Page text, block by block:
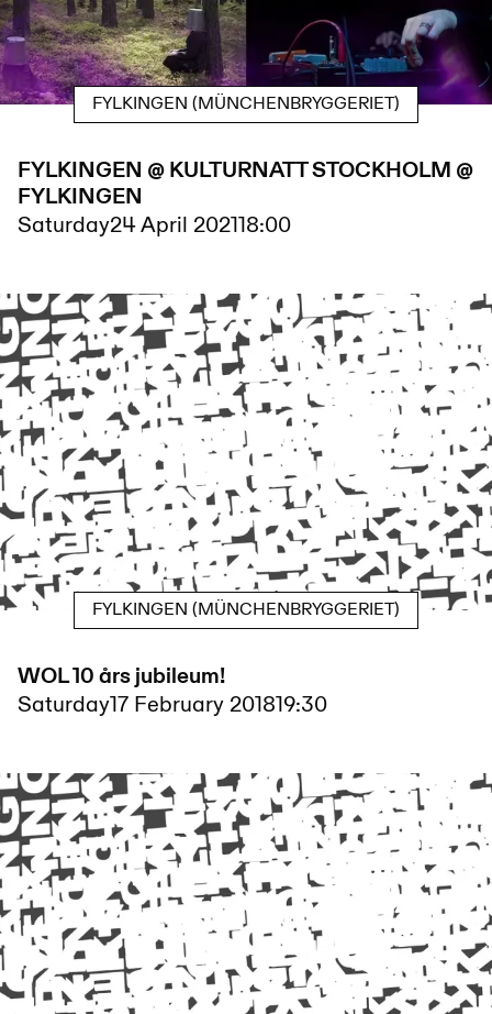
FYLKINGEN (MÜNCHENBRYGGERIET)
FYLKINGEN @ KULTURNATT STOCKHOLM @
FYLKINGEN
Saturday24 April 202118:00
FYLKINGEN (MÜNCHENBRYGGERIET)
WOL 10 års jubileum!
Saturday17 February 201819:30